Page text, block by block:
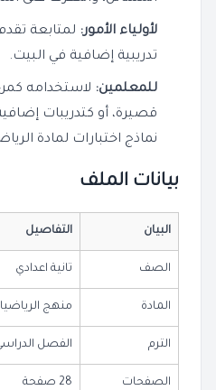
لأولياء الأمور: لمتابعة
تدريبية إضافية في البيت.
للمعلمين: لاستخدامه
قصيرة، أو كتدريبات
نماذج اختبارات لمادة
بيانات الملف
البيان التفاصيل
الصف تانية اعدادي
المادة منهج
الترم الفصل الدراسي
الصفحات 28 صفحة